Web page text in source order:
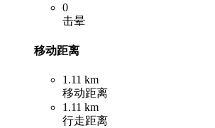
0
击晕
移动距离
1.11 km
移动距离
1.11 km
行走距离